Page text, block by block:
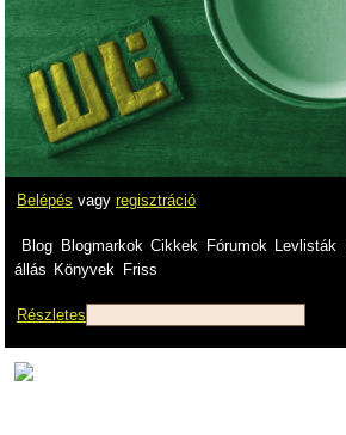
Belépés vagy regisztráció
Blog Blogmarkok Cikkek Fórumok Levlisták
állás Könyvek Friss
Részletes